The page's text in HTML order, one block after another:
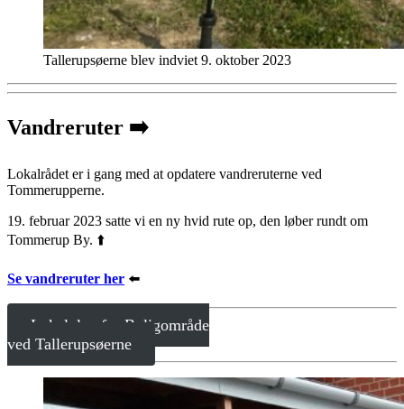
Tallerupsøerne blev indviet 9. oktober 2023
Vandreruter ➡️
Lokalrådet er i gang med at opdatere vandreruterne ved
Tommerupperne.
19. februar 2023 satte vi en ny hvid rute op, den løber rundt om
Tommerup By. ⬆️
Se vandreruter her ⬅️
Lokalplan for Boligområde
ved Tallerupsøerne